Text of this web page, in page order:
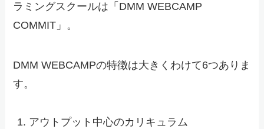
ラミングスクールは「DMM WEBCAMP
COMMIT」。
DMM WEBCAMPの特徴は大きくわけて6つありま
す。
アウトプット中心のカリキュラム